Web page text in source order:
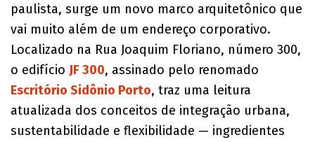
paulista, surge um novo marco arquitetônico que
vai muito além de um endereço corporativo.
Localizado na Rua Joaquim Floriano, número 300,
o edifício JF 300, assinado pelo renomado
Escritório Sidônio Porto, traz uma leitura
atualizada dos conceitos de integração urbana,
sustentabilidade e flexibilidade — ingredientes